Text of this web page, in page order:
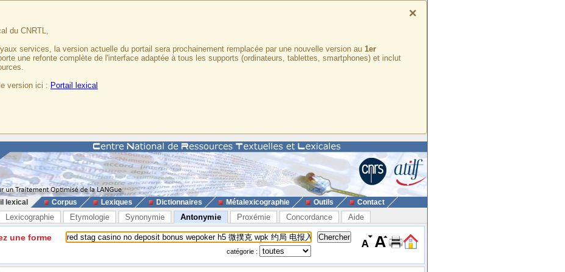
×
du CNRTL,
services, la version actuelle du portail sera prochainement remplacée par une nouvelle version au 1er
une refonte complète de l'interface adaptée à tous les supports (ordinateurs, tablettes, smartphones) et inclut
version ici : Portail lexical
lexical Corpus Lexiques Dictionnaires Métalexicographie Outils Contact
Lexicographie Etymologie Synonymie Antonymie Proxémie Concordance Aide
une forme
catégorie :